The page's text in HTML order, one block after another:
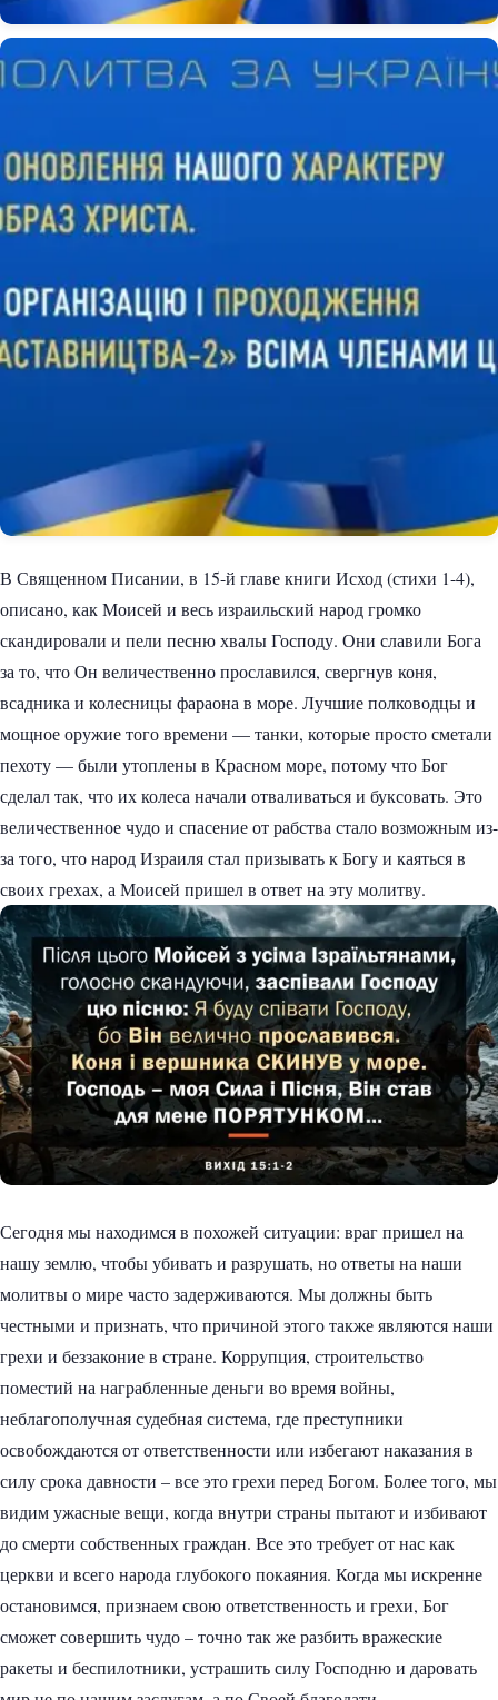
В Священном Писании, в 15-й главе книги Исход (стихи 1-4),
описано, как Моисей и весь израильский народ громко
скандировали и пели песню хвалы Господу. Они славили Бога
за то, что Он величественно прославился, свергнув коня,
всадника и колесницы фараона в море. Лучшие полководцы и
мощное оружие того времени — танки, которые просто сметали
пехоту — были утоплены в Красном море, потому что Бог
сделал так, что их колеса начали отваливаться и буксовать. Это
величественное чудо и спасение от рабства стало возможным из-
за того, что народ Израиля стал призывать к Богу и каяться в
своих грехах, а Моисей пришел в ответ на эту молитву.
Сегодня мы находимся в похожей ситуации: враг пришел на
нашу землю, чтобы убивать и разрушать, но ответы на наши
молитвы о мире часто задерживаются. Мы должны быть
честными и признать, что причиной этого также являются наши
грехи и беззаконие в стране. Коррупция, строительство
поместий на награбленные деньги во время войны,
неблагополучная судебная система, где преступники
освобождаются от ответственности или избегают наказания в
силу срока давности – все это грехи перед Богом. Более того, мы
видим ужасные вещи, когда внутри страны пытают и избивают
до смерти собственных граждан. Все это требует от нас как
церкви и всего народа глубокого покаяния. Когда мы искренне
остановимся, признаем свою ответственность и грехи, Бог
сможет совершить чудо – точно так же разбить вражеские
ракеты и беспилотники, устрашить силу Господню и даровать